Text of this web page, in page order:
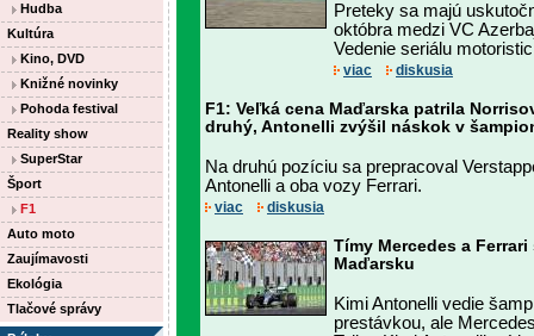
Hudba
Kultúra
Kino, DVD
Knižné novinky
Pohoda festival
Reality show
SuperStar
Šport
F1
Auto moto
Zaujímavosti
Ekológia
Tlačové správy
Preteky sa majú
októbra medzi VC
Vedenie seriálu
viac diskusia
F1: Veľká cena Maďarska patrila
druhý, Antonelli zvýšil náskok v
Na druhú pozíciu sa prepracoval
Antonelli a oba vozy Ferrari.
viac diskusia
Tímy Mercedes a
Maďarsku
Kimi Antonelli vedie
prestávkou, ale